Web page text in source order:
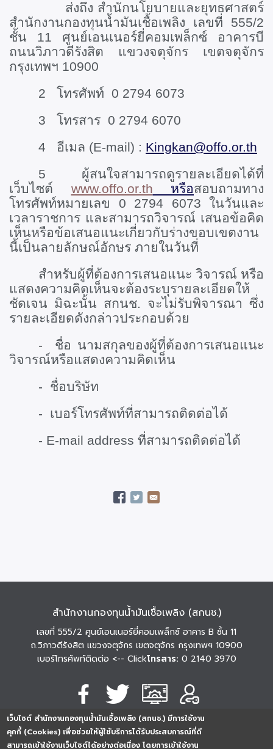
เว็บไซต์ สำนักงานกองทุนน้ำมันเชื้อเพลิง (สกนช.) มีการใช้งาน
คุกกี้ (Cookies) เพื่อช่วยให้ผู้ใช้บริการได้รับประสบการณ์ที่ดี
สามารถเข้าใช้งานเว็บไซต์ได้อย่างต่อเนื่อง โดยการเข้าใช้งาน
ส่งถึง สำนักนโยบายและยุทธศาสตร์
สำนักงานกองทุนน้ำมันเชื้อเพลิง เลขที่ 555/2
ชั้น 11 ศูนย์เอนเนอร์ยี่คอมเพล็กซ์ อาคารบี
ถนนวิภาวดีรังสิต แขวงจตุจักร เขตจตุจักร
กรุงเทพฯ 10900
2 โทรศัพท์ 0 2794 6073
3 โทรสาร 0 2794 6070
4 อีเมล (E-mail) : Kingkan@offo.or.th
5 ผู้สนใจสามารถดูรายละเอียดได้ที่
เว็บไซต์ www.offo.or.th หรือสอบถามทาง
โทรศัพท์หมายเลข 0 2794 6073 ในวันและ
เวลาราชการ และสามารถวิจารณ์ เสนอข้อคิด
เห็นหรือข้อเสนอแนะเกี่ยวกับร่างขอบเขตงาน
นี้เป็นลายลักษณ์อักษร ภายในวันที่
สำหรับผู้ที่ต้องการเสนอแนะ วิจารณ์ หรือ
แสดงความคิดเห็นจะต้องระบุรายละเอียดให้
ชัดเจน มิฉะนั้น สกนช. จะไม่รับพิจารณา ซึ่ง
รายละเอียดดังกล่าวประกอบด้วย
- ชื่อ นามสกุลของผู้ที่ต้องการเสนอแนะ
วิจารณ์หรือแสดงความคิดเห็น
- ชื่อบริษัท
- เบอร์โทรศัพท์ที่สามารถติดต่อได้
- E-mail address ที่สามารถติดต่อได้
สำนักงานกองทุนน้ำมันเชื้อเพลิง (สกนช.)
เลขที่ 555/2 ศูนย์เอนเนอร์ยี่คอมเพล็กซ์ อาคาร B ชั้น 11
ถ.วิภาวดีรังสิต แขวงจตุจักร เขตจตุจักร กรุงเทพฯ 10900
เบอร์โทรศัพท์ติดต่อ <-- Clickโทรสาร: 0 2140 3970
นโยบายการคุ้มครอง
ข้อมูลส่วนบุคคล
นโยบายการรักษาความ
มั่นคงปลอดภัย